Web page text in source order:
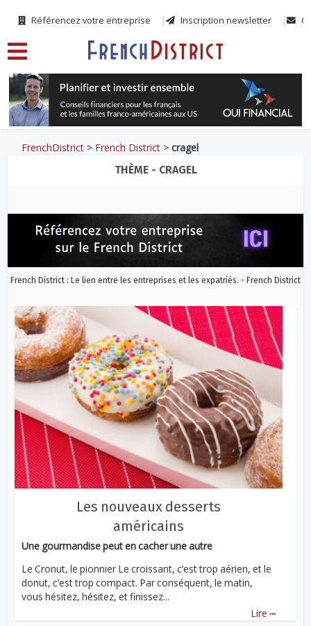
Référencez votre entreprise Inscription newsletter
FrenchDistrict > French District >cragel
THÈME - CRAGEL
French District : Le lien entre les entreprises et les expatriés. - French District
Les nouveaux desserts
américains
Une gourmandise peut en cacher une autre
Le Cronut, le pionnier Le croissant, c’est trop aérien, et le
donut, c’est trop compact. Par conséquent, le matin,
vous hésitez, hésitez, et finissez...
Lire ...